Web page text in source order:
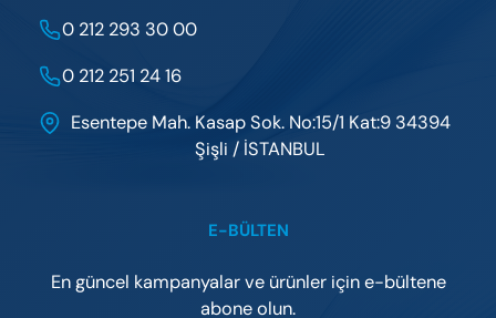
0 212 293 30 00
0 212 251 24 16
Esentepe Mah. Kasap Sok. No:15/1 Kat:9 34394
Şişli / İSTANBUL
E-BÜLTEN
En güncel kampanyalar ve ürünler için e-bültene
abone olun.